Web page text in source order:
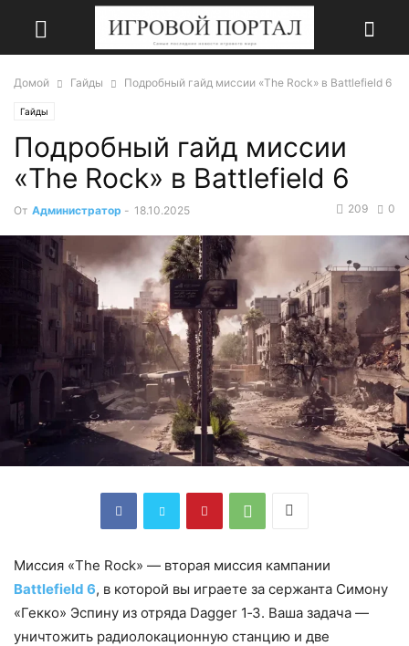
Домой Гайды Подробный гайд миссии «The Rock» в Battlefield 6
Гайды
Подробный гайд миссии
«The Rock» в Battlefield 6
От Администратор - 18.10.2025 0
209
Миссия «The Rock» — вторая миссия кампании
Battlefield 6, в которой вы играете за сержанта Симону
«Гекко» Эспину из отряда Dagger 1‑3. Ваша задача —
уничтожить радиолокационную станцию и две